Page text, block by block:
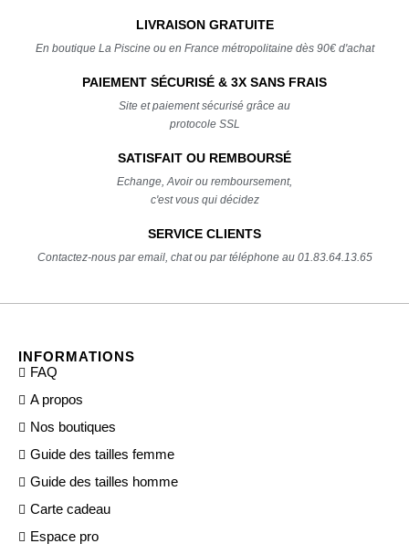
LIVRAISON GRATUITE
En boutique La Piscine ou en France métropolitaine dès 90€ d'achat
PAIEMENT SÉCURISÉ & 3X SANS FRAIS
Site et paiement sécurisé grâce au
protocole SSL
SATISFAIT OU REMBOURSÉ
Echange, Avoir ou remboursement,
c'est vous qui décidez
SERVICE CLIENTS
Contactez-nous par email, chat ou par téléphone au 01.83.64.13.65
INFORMATIONS
FAQ
A propos
Nos boutiques
Guide des tailles femme
Guide des tailles homme
Carte cadeau
Espace pro